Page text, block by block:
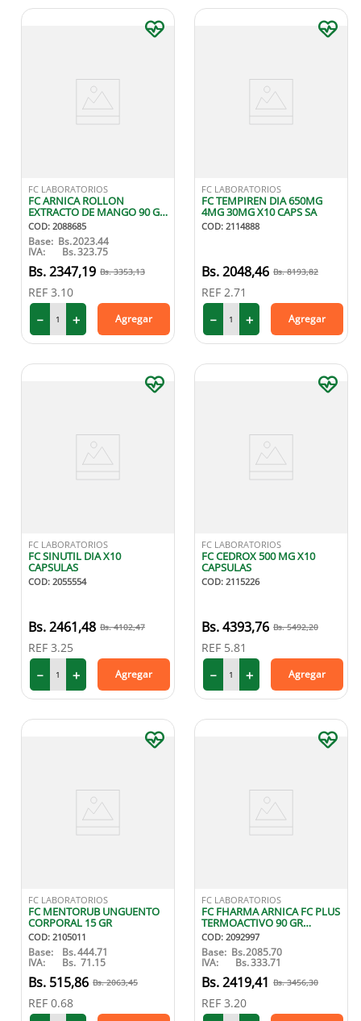
FC LABORATORIOS
FC ARNICA ROLLON
EXTRACTO DE MANGO 90 GR
GEL
COD: 2088685
Base: Bs.2023.44
IVA: Bs.323.75
2347,19 3353,13
REF 3.10
＋
－ Agregar
FC LABORATORIOS
FC TEMPIREN DIA 650MG
4MG 30MG X10 CAPS SA
COD: 2114888
2048,46 8193,82
REF 2.71
＋
－ Agregar
FC LABORATORIOS
FC SINUTIL DIA X10
CAPSULAS
COD: 2055554
2461,48 4102,47
REF 3.25
＋
－ Agregar
FC LABORATORIOS
FC CEDROX 500 MG X10
CAPSULAS
COD: 2115226
4393,76 5492,20
REF 5.81
＋
－ Agregar
FC LABORATORIOS
FC MENTORUB UNGUENTO
CORPORAL 15 GR
COD: 2105011
Base: Bs.444.71
IVA: Bs. 71.15
515,86 2063,45
REF 0.68
FC LABORATORIOS
FC FHARMA ARNICA FC PLUS
TERMOACTIVO 90 GR
ROLLON
COD: 2092997
Base: Bs.2085.70
IVA: Bs.333.71
2419,41 3456,30
REF 3.20